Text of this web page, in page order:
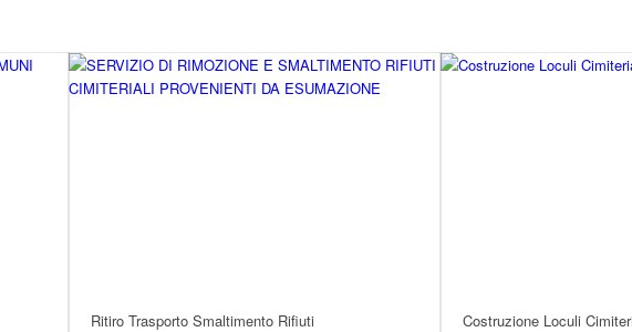
Ritiro Trasporto Smaltimento Rifiuti Costruzione Loculi